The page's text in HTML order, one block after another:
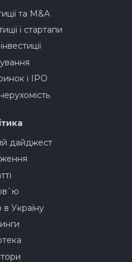
та M&A
і стартапи
і IPO
дайджест
в Україну